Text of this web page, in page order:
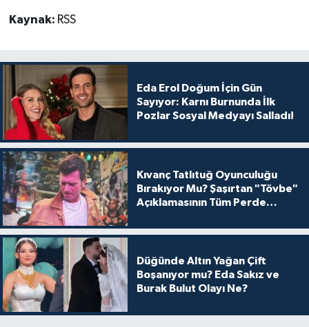
Kaynak: RSS
Eda Erol Doğum İçin Gün
Sayıyor: Karnı Burnunda İlk
Pozlar Sosyal Medyayı Salladı!
Kıvanç Tatlıtuğ Oyunculuğu
Bırakıyor Mu? Şaşırtan "Tövbe"
Açıklamasının Tüm Perde
Düğünde Altın Yağan Çift
Boşanıyor mu? Eda Sakız ve
Burak Bulut Olayı Ne?